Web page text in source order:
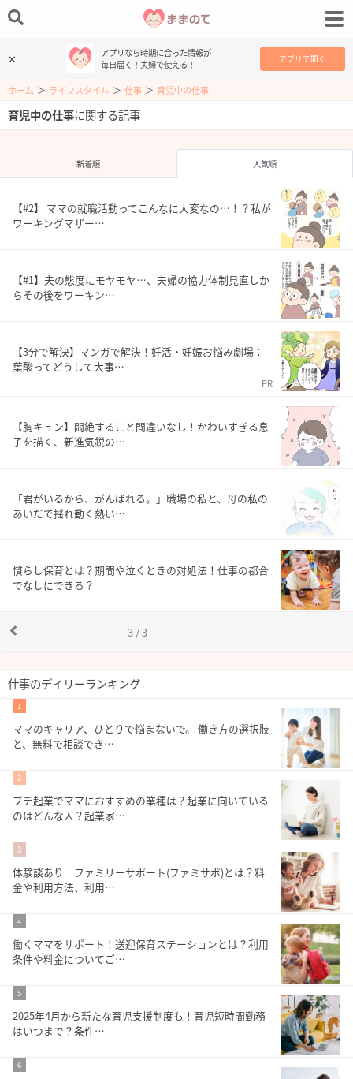
✕
アプリなら時期に合った情報が
毎日届く！夫婦で使える！
アプリで開く
ホーム ＞ ライフスタイル ＞ 仕事 ＞ 育児中の仕事
育児中の仕事に関する記事
新着順 人気順
【#2】 ママの就職活動ってこんなに大変なの…！？私が
ワーキングマザー…
【#1】夫の態度にモヤモヤ…、夫婦の協力体制見直しか
らその後をワーキン…
【3分で解決】マンガで解決！妊活・妊娠お悩み劇場：
葉酸ってどうして大事…
PR
【胸キュン】悶絶すること間違いなし！かわいすぎる息
子を描く、新進気鋭の…
「君がいるから、がんばれる。」職場の私と、母の私の
あいだで揺れ動く熱い…
慣らし保育とは？期間や泣くときの対処法！仕事の都合
でなしにできる？
3 / 3
仕事のデイリーランキング
1
ママのキャリア、ひとりで悩まないで。 働き方の選択肢
と、無料で相談でき…
2
プチ起業でママにおすすめの業種は？起業に向いている
のはどんな人？起業家…
3
体験談あり｜ファミリーサポート(ファミサポ)とは？料
金や利用方法、利用…
4
働くママをサポート！送迎保育ステーションとは？利用
条件や料金についてご…
5
2025年4月から新たな育児支援制度も！育児短時間勤務
はいつまで？条件…
6